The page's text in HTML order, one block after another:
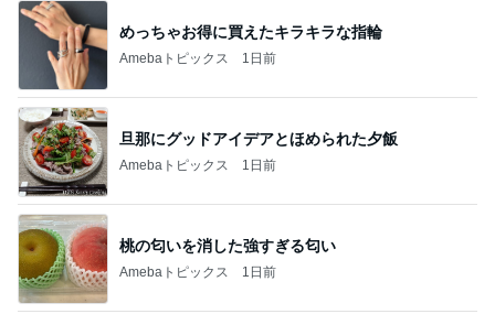
めっちゃお得に買えたキラキラな指輪
Amebaトピックス 1日前
旦那にグッドアイデアとほめられた夕飯
Amebaトピックス 1日前
桃の匂いを消した強すぎる匂い
Amebaトピックス 1日前